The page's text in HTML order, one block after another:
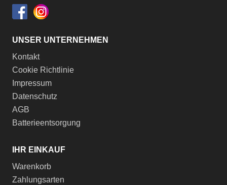
UNSER UNTERNEHMEN
Kontakt
Cookie Richtlinie
Impressum
Datenschutz
AGB
Batterieentsorgung
IHR EINKAUF
Warenkorb
Zahlungsarten